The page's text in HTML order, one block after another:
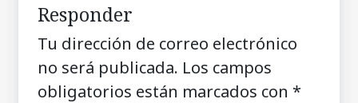
Responder
Tu dirección de correo electrónico
no será publicada. Los campos
obligatorios están marcados con *